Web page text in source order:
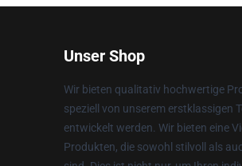
Unser Shop
Wir bieten qualitativ hochwertige
speziell von unserem erstklassigen
entwickelt werden. Wir bieten eine
Produkten, die sowohl stilvoll als